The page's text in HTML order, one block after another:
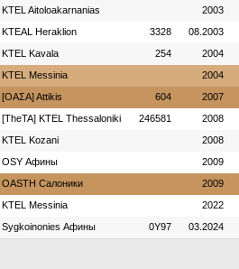
KTEL Aitoloakarnanias 2003
KTEAL Heraklion 3328 08.2003
KTEL Kavala 254 2004
KTEL Messinia 2004
[ΟΑΣΑ] Αttikis 604 2007
[TheTA] KTEL Thessaloniki 246581 2008
ΚΤΕL Kozani 2008
OSY Афины 2009
OASTH Салоники 2009
KTEL Messinia 2022
Sygkoinonies Афины 0Y97 03.2024